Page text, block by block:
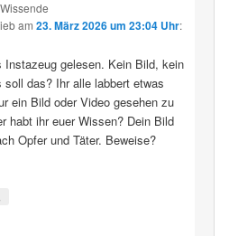
am23. März 2026 um 23:04 Uhr:
Instazeug gelesen. Kein Bild, kein
soll das? Ihr alle labbert etwas
ein Bild oder Video gesehen zu
habt ihr euer Wissen? Dein Bild
Opfer und Täter. Beweise?